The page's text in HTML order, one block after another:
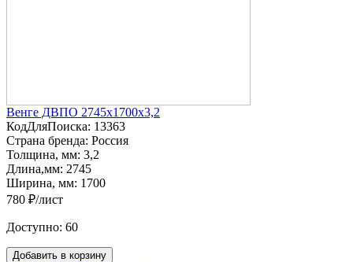
Венге ДВПО 2745х1700х3,2
КодДляПоиска: 13363
Страна бренда: Россия
Толщина, мм: 3,2
Длина,мм: 2745
Ширина, мм: 1700
780 ₽/лист
Доступно: 60
Добавить в корзину